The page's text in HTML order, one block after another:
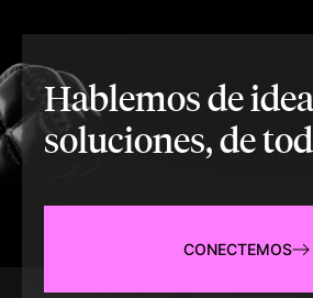
Hablemos de
soluciones, de
CONECTEMOS